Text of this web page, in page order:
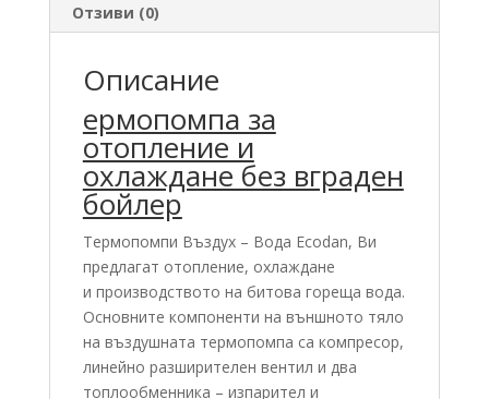
Отзиви (0)
Описание
ермопомпа за
отопление и
охлаждане без вграден
бойлер
Tермопомпи Въздух – Вода Ecodan, Ви
предлагат отопление, охлаждане
и производството на битова гореща вода.
Основните компоненти на външното тяло
на въздушната термопомпа са компресор,
линейно разширителен вентил и два
топлообменника – изпарител и